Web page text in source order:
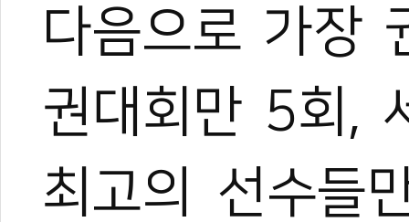
다음으로 가장
권대회만 5회,
최고의 선수들